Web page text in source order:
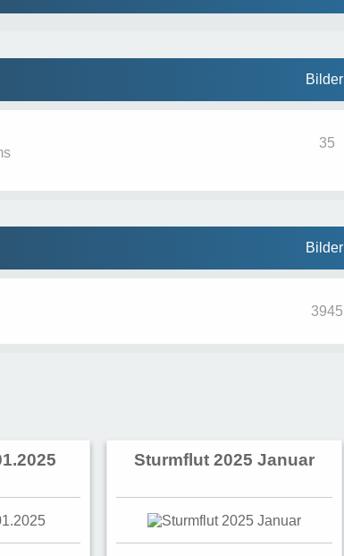
Bilder
35
Bilder
3945
Sturmflut 2025 Januar